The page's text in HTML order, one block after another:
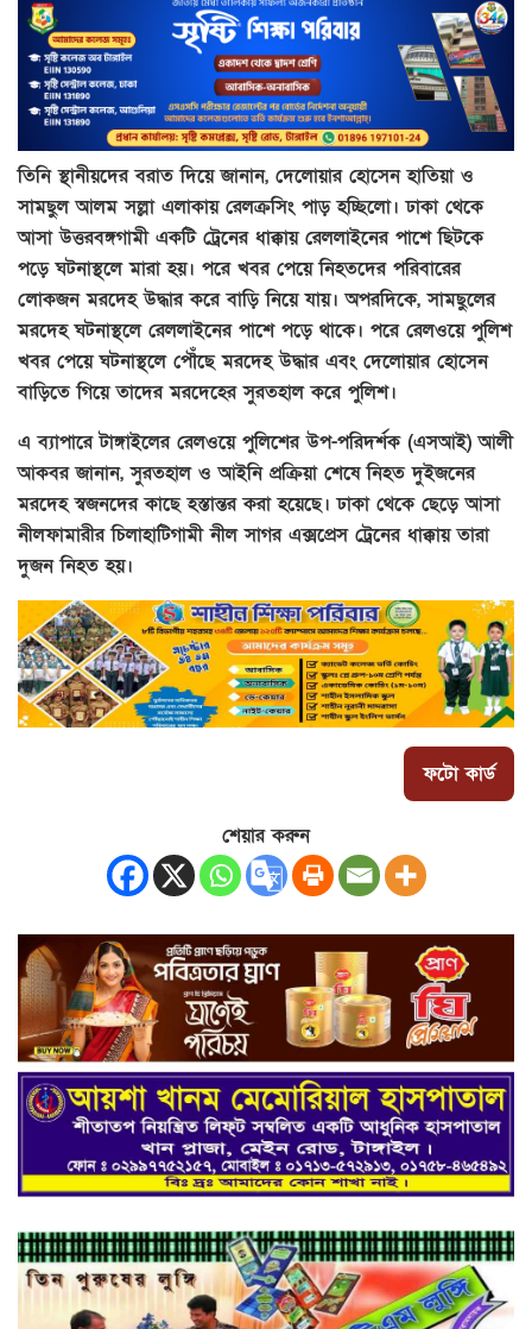
তিনি স্থানীয়দের বরাত দিয়ে জানান, দেলোয়ার হোসেন হাতিয়া ও
সামছুল আলম সল্লা এলাকায় রেলক্রসিং পাড় হচ্ছিলো। ঢাকা থেকে
আসা উত্তরবঙ্গগামী একটি ট্রেনের ধাক্কায় রেললাইনের পাশে ছিটকে
পড়ে ঘটনাস্থলে মারা হয়। পরে খবর পেয়ে নিহতদের পরিবারের
লোকজন মরদেহ উদ্ধার করে বাড়ি নিয়ে যায়। অপরদিকে, সামছুলের
মরদেহ ঘটনাস্থলে রেললাইনের পাশে পড়ে থাকে। পরে রেলওয়ে পুলিশ
খবর পেয়ে ঘটনাস্থলে পৌঁছে মরদেহ উদ্ধার এবং দেলোয়ার হোসেন
বাড়িতে গিয়ে তাদের মরদেহের সুরতহাল করে পুলিশ।
এ ব্যাপারে টাঙ্গাইলের রেলওয়ে পুলিশের উপ-পরিদর্শক (এসআই) আলী
আকবর জানান, সুরতহাল ও আইনি প্রক্রিয়া শেষে নিহত দুইজনের
মরদেহ স্বজনদের কাছে হস্তান্তর করা হয়েছে। ঢাকা থেকে ছেড়ে আসা
নীলফামারীর চিলাহাটিগামী নীল সাগর এক্সপ্রেস ট্রেনের ধাক্কায় তারা
দুজন নিহত হয়।
ফটো কার্ড
শেয়ার করুন